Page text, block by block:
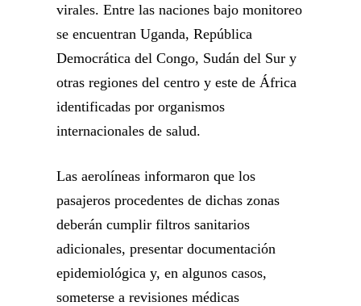
virales. Entre las naciones bajo monitoreo
se encuentran Uganda, República
Democrática del Congo, Sudán del Sur y
otras regiones del centro y este de África
identificadas por organismos
internacionales de salud.
Las aerolíneas informaron que los
pasajeros procedentes de dichas zonas
deberán cumplir filtros sanitarios
adicionales, presentar documentación
epidemiológica y, en algunos casos,
someterse a revisiones médicas